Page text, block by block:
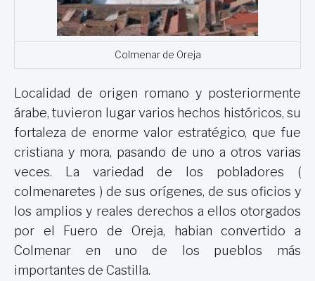
Colmenar de Oreja
Localidad de origen romano y posteriormente
árabe, tuvieron lugar varios hechos históricos, su
fortaleza de enorme valor estratégico, que fue
cristiana y mora, pasando de uno a otros varias
veces. La variedad de los pobladores (
colmenaretes ) de sus orígenes, de sus oficios y
los amplios y reales derechos a ellos otorgados
por el Fuero de Oreja, habian convertido a
Colmenar en uno de los pueblos más
importantes de Castilla.